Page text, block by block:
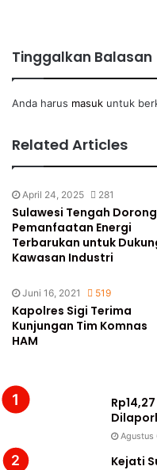
Tinggalkan Balasan
Anda harus masuk untuk
Related Articles
April 24, 2025 281
Sulawesi Tengah Dorong
Pemanfaatan Energi
Terbarukan untuk
Kawasan Industri
Juni 16, 2021 519
Kapolres Sigi Terima
Kunjungan Tim Komnas
HAM
Agustus
Kejati